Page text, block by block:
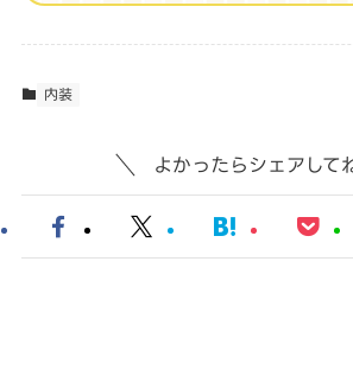
内装
よかったらシェアして